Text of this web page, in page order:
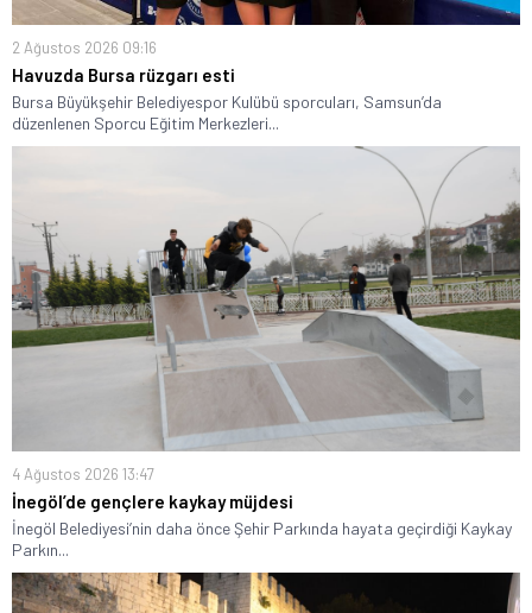
2 Ağustos 2026 09:16
Havuzda Bursa rüzgarı esti
Bursa Büyükşehir Belediyespor Kulübü sporcuları, Samsun’da
düzenlenen Sporcu Eğitim Merkezleri...
4 Ağustos 2026 13:47
İnegöl’de gençlere kaykay müjdesi
İnegöl Belediyesi’nin daha önce Şehir Parkında hayata geçirdiği Kaykay
Parkın...